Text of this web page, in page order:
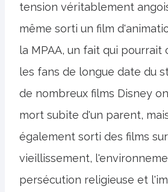
tension véritablement
même sorti un film
la MPAA, un fait qui pourrait
les fans de longue date du
de nombreux films Disney
mort subite d'un parent,
également sorti des films
vieillissement,
persécution religieuse et